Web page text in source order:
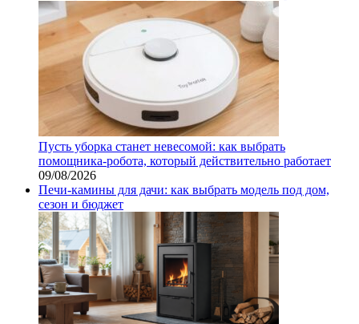
Пусть уборка станет невесомой: как выбрать
помощника‑робота, который действительно работает
09/08/2026
Печи-камины для дачи: как выбрать модель под дом,
сезон и бюджет